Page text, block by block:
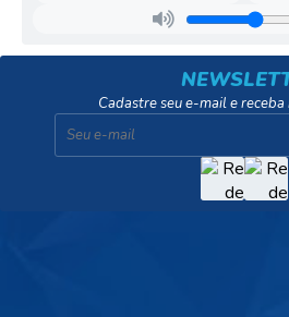
Cadastre seu e-mail e receba